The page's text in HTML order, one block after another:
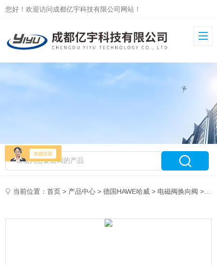
您好！欢迎访问成都亿宇科技有限公司网站！
当前位置：首页 > 产品中心 >德国HAWE哈威 > 电磁阀换向阀 > WN1H-G24库存哈威HAWE电磁换向阀WN1D-G24